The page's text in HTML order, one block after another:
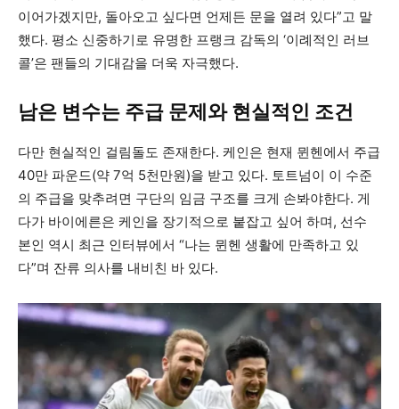
이어가겠지만, 돌아오고 싶다면 언제든 문을 열려 있다”고 말
했다. 평소 신중하기로 유명한 프랭크 감독의 ‘이례적인 러브
콜’은 팬들의 기대감을 더욱 자극했다.
남은 변수는 주급 문제와 현실적인 조건
다만 현실적인 걸림돌도 존재한다. 케인은 현재 뮌헨에서 주급
40만 파운드(약 7억 5천만원)을 받고 있다. 토트넘이 이 수준
의 주급을 맞추려면 구단의 임금 구조를 크게 손봐야한다. 게
다가 바이에른은 케인을 장기적으로 붙잡고 싶어 하며, 선수
본인 역시 최근 인터뷰에서 “나는 뮌헨 생활에 만족하고 있
다”며 잔류 의사를 내비친 바 있다.